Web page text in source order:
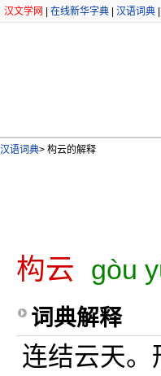
汉文学网 在线新华字典 汉语词典
汉语词典> 构云的解释
构云 gòu
词典解释
连结云天。